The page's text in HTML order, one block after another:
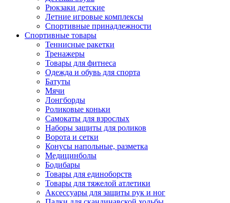
Рюкзаки детские
Летние игровые комплексы
Спортивные принадлежности
Спортивные товары
Теннисные ракетки
Тренажеры
Товары для фитнеса
Одежда и обувь для спорта
Батуты
Мячи
Лонгборды
Роликовые коньки
Самокаты для взрослых
Наборы защиты для роликов
Ворота и сетки
Конусы напольные, разметка
Медицинболы
Бодибары
Товары для единоборств
Товары для тяжелой атлетики
Аксессуары для защиты рук и ног